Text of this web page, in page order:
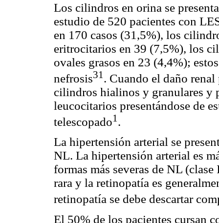
Los cilindros en orina se
estudio de 520 pacientes con
en 170 casos (31,5%), los
eritrocitarios en 39 (7,5%), los
ovales grasos en 23 (4,4%);
nefrosis31 . Cuando el daño
cilindros hialinos y granulares y
leucocitarios presentándose de
telescopado1 .
La hipertensión arterial se
NL. La hipertensión arterial es
formas más severas de NL
rara y la retinopatía es
retinopatía se debe descartar
El 50% de los pacientes cursan